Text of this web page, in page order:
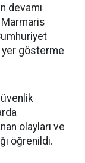
devamı
yer gösterme
olayları ve
öğrenildi.